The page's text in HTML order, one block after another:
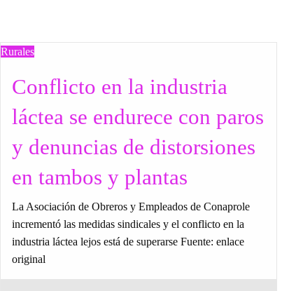
Rurales
Conflicto en la industria
láctea se endurece con paros
y denuncias de distorsiones
en tambos y plantas
La Asociación de Obreros y Empleados de Conaprole
incrementó las medidas sindicales y el conflicto en la
industria láctea lejos está de superarse Fuente: enlace
original